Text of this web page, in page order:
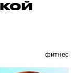
фитнес